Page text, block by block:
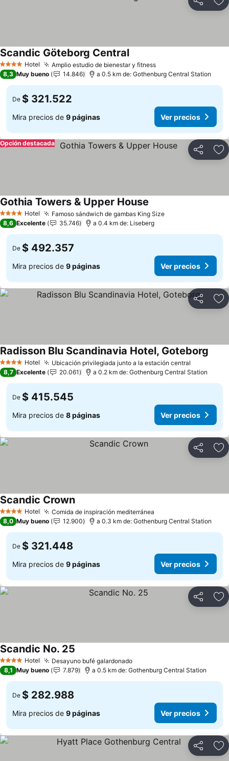
Compartir
4 EstrellasHotel Amplio estudio de bienestar y fitnessVer precios
Scandic Göteborg CentralVer precios
8,3 Muy bueno 14.846 a 0.5 km de: Gothenburg Central Station
De $ 321.522
Mira precios de 9 páginas Ver precios
Compartir
Opción destacada
4 EstrellasHotel Famoso sándwich de gambas King SizeVer precios
Gothia Towers & Upper House
8,6 Excelente 35.746 a 0.4 km de: Liseberg
De $ 492.357
Mira precios de 9 páginas Ver precios
Compartir
4 EstrellasHotel Ubicación privilegiada junto a la estación central
Radisson Blu Scandinavia Hotel, Goteborg
8,7 Excelente 20.061 a 0.2 km de: Gothenburg Central Station
De $ 415.545
Mira precios de 8 páginas Ver precios
Compartir
4 EstrellasHotel Comida de inspiración mediterránea
Scandic CrownVer precios
8,0 Muy bueno 12.900 a 0.3 km de: Gothenburg Central Station
De $ 321.448
Mira precios de 9 páginas Ver precios
Compartir
4 EstrellasHotel Desayuno bufé galardonadoVer precios
Scandic No. 25
8,1 Muy bueno 7.879 a 0.5 km de: Gothenburg Central Station
De $ 282.988
Mira precios de 9 páginas Ver precios
Compartir